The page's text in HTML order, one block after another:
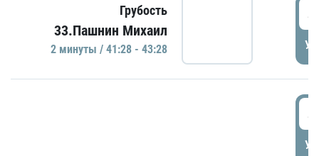
Грубость
33.Пашнин Михаил
2 минуты / 41:28 - 43:28